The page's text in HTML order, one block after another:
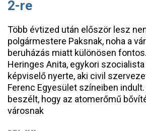
2-re
Több évtized után először lesz
polgármestere Paksnak, noha a
beruházás miatt különösen
Heringes Anita, egykori
képviselő nyerte, aki civil
Ferenc Egyesület színeiben indult.
beszélt, hogy az atomerőmű
városnak